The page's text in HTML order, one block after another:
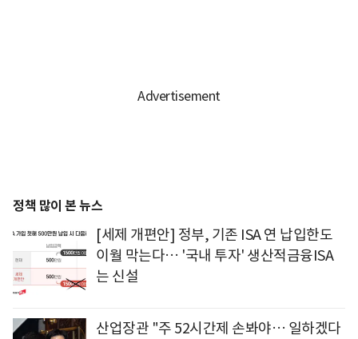
정책 많이 본 뉴스
[세제 개편안] 정부, 기존 ISA 연 납입한도
이월 막는다… '국내 투자' 생산적금융ISA
는 신설
산업장관 "주 52시간제 손봐야… 일하겠다